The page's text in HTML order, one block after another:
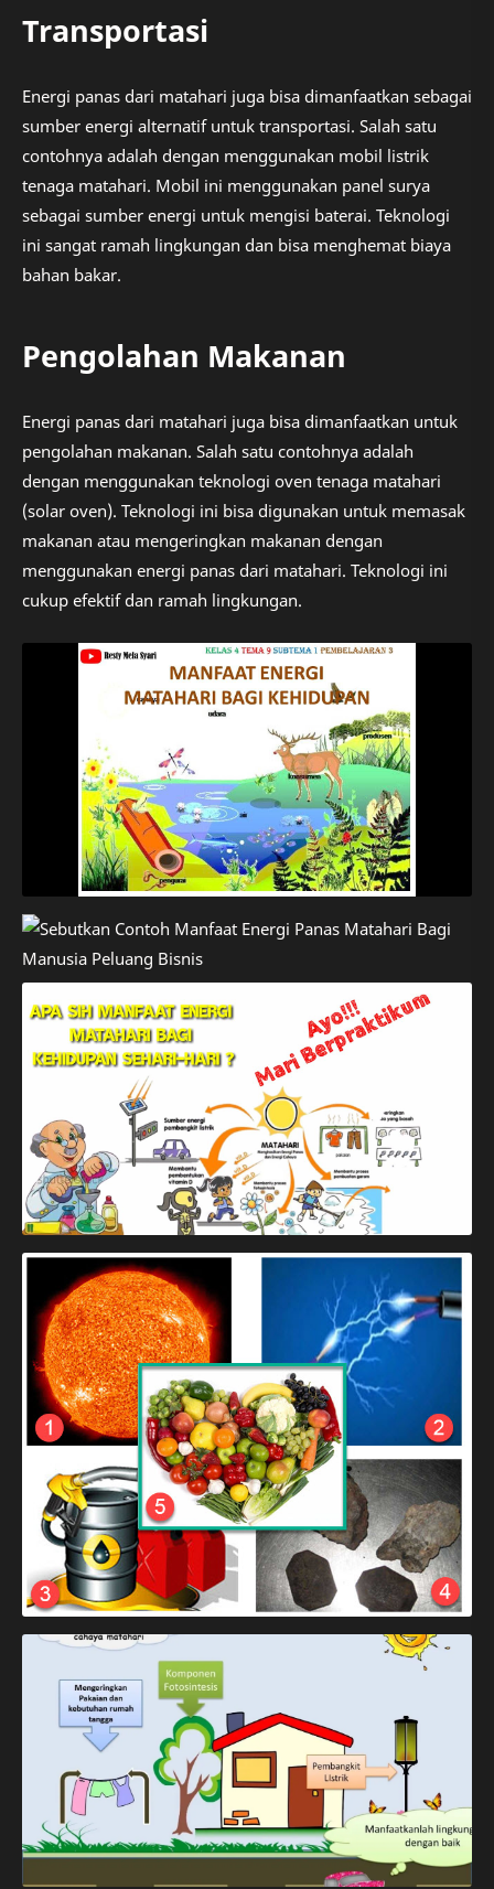
Transportasi
Energi panas dari matahari juga bisa dimanfaatkan sebagai
sumber energi alternatif untuk transportasi. Salah satu
contohnya adalah dengan menggunakan mobil listrik
tenaga matahari. Mobil ini menggunakan panel surya
sebagai sumber energi untuk mengisi baterai. Teknologi
ini sangat ramah lingkungan dan bisa menghemat biaya
bahan bakar.
Pengolahan Makanan
Energi panas dari matahari juga bisa dimanfaatkan untuk
pengolahan makanan. Salah satu contohnya adalah
dengan menggunakan teknologi oven tenaga matahari
(solar oven). Teknologi ini bisa digunakan untuk memasak
makanan atau mengeringkan makanan dengan
menggunakan energi panas dari matahari. Teknologi ini
cukup efektif dan ramah lingkungan.